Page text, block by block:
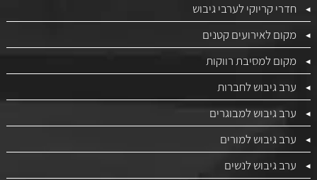
חדרי קריוקי לערבי גיבוש
מקום לאירועים קטנים
מקום למסיבת רווקות
ערב גיבוש לחברות
ערב גיבוש למבוגרים
ערב גיבוש למורים
ערב גיבוש לנשים